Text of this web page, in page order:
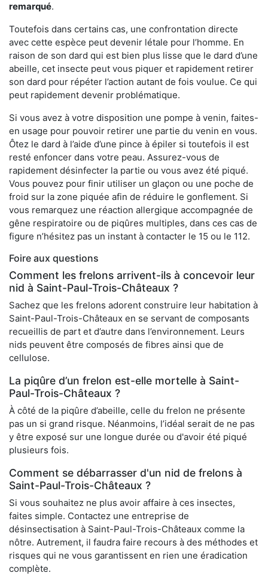
remarqué.
Toutefois dans certains cas, une confrontation directe
avec cette espèce peut devenir létale pour l’homme. En
raison de son dard qui est bien plus lisse que le dard d’une
abeille, cet insecte peut vous piquer et rapidement retirer
son dard pour répéter l’action autant de fois voulue. Ce qui
peut rapidement devenir problématique.
Si vous avez à votre disposition une pompe à venin, faites-
en usage pour pouvoir retirer une partie du venin en vous.
Ôtez le dard à l’aide d’une pince à épiler si toutefois il est
resté enfoncer dans votre peau. Assurez-vous de
rapidement désinfecter la partie ou vous avez été piqué.
Vous pouvez pour finir utiliser un glaçon ou une poche de
froid sur la zone piquée afin de réduire le gonflement. Si
vous remarquez une réaction allergique accompagnée de
gêne respiratoire ou de piqûres multiples, dans ces cas de
figure n’hésitez pas un instant à contacter le 15 ou le 112.
Foire aux questions
Comment les frelons arrivent-ils à concevoir leur
nid à Saint-Paul-Trois-Châteaux ?
Sachez que les frelons adorent construire leur habitation à
Saint-Paul-Trois-Châteaux en se servant de composants
recueillis de part et d’autre dans l’environnement. Leurs
nids peuvent être composés de fibres ainsi que de
cellulose.
La piqûre d’un frelon est-elle mortelle à Saint-
Paul-Trois-Châteaux ?
À côté de la piqûre d’abeille, celle du frelon ne présente
pas un si grand risque. Néanmoins, l’idéal serait de ne pas
y être exposé sur une longue durée ou d'avoir été piqué
plusieurs fois.
Comment se débarrasser d'un nid de frelons à
Saint-Paul-Trois-Châteaux ?
Si vous souhaitez ne plus avoir affaire à ces insectes,
faites simple. Contactez une entreprise de
désinsectisation à Saint-Paul-Trois-Châteaux comme la
nôtre. Autrement, il faudra faire recours à des méthodes et
risques qui ne vous garantissent en rien une éradication
complète.